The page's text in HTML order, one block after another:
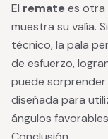
El rematees otra
muestra su valía.
técnico, la pala
de esfuerzo,
puede sorprender
diseñada para
ángulos